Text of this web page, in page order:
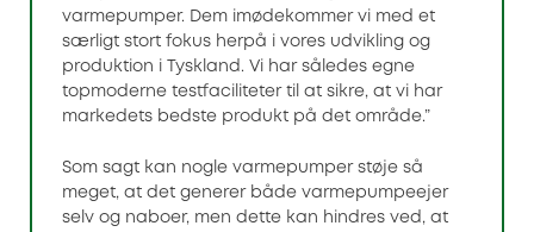
varmepumper. Dem imødekommer vi med et
særligt stort fokus herpå i vores udvikling og
produktion i Tyskland. Vi har således egne
topmoderne testfaciliteter til at sikre, at vi har
markedets bedste produkt på det område.”
Som sagt kan nogle varmepumper støje så
meget, at det generer både varmepumpeejer
selv og naboer, men dette kan hindres ved, at